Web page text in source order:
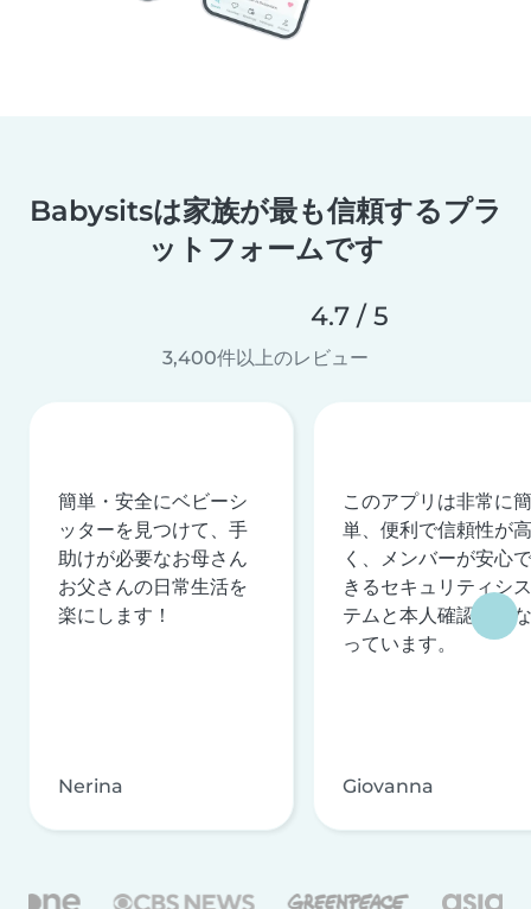
Babysitsは家族が最も信頼するプラ
ットフォームです
4.7 / 5
3,400件以上のレビュー
簡単・安全にベビーシ
ッターを見つけて、手
助けが必要なお母さん
お父さんの日常生活を
楽にします！
Nerina
このアプリは非常に簡
単、便利で信頼性が高
く、メンバーが安心で
きるセキュリティシス
テムと本人確認を行な
っています。
Giovanna